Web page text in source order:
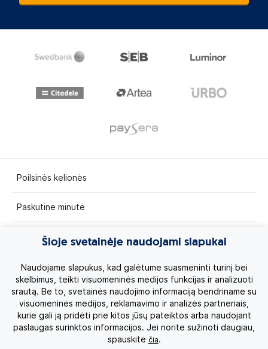
Poilsinės kelionės
Paskutinė minutė
Egzotinės kelionės
Kruizai
Kelionės po Lietuvą
Apie mus
Šioje svetainėje naudojami slapukai
Naudojame slapukus, kad galėtume suasmeninti turinį bei
skelbimus, teikti visuomeninės medijos funkcijas ir analizuoti
srautą. Be to, svetainės naudojimo informaciją bendriname su
visuomeninės medijos, reklamavimo ir analizės partneriais,
kurie gali ją pridėti prie kitos jūsų pateiktos arba naudojant
paslaugas surinktos informacijos. Jei norite sužinoti daugiau,
spauskite čia.